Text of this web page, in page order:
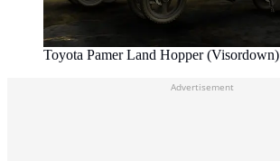
Toyota Pamer Land Hopper (Visordown)
Advertisement